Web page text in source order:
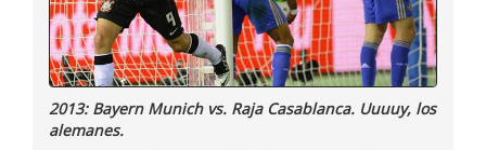
2013: Bayern Munich vs. Raja Casablanca. Uuuuy, los
alemanes.